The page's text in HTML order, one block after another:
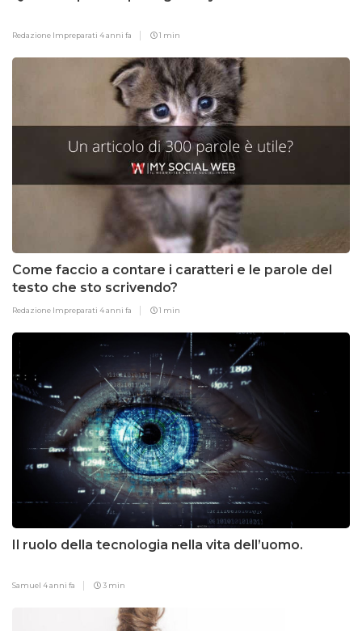
Redazione Impreparati 4 anni fa 1 min
Come faccio a contare i caratteri e le parole del
testo che sto scrivendo?
Redazione Impreparati 4 anni fa 1 min
Il ruolo della tecnologia nella vita dell’uomo.
Samuel 4 anni fa 3 min